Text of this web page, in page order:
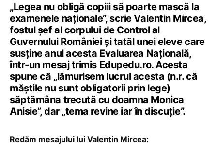
„Legea nu obligă copiii să poarte mască la
examenele naționale”, scrie Valentin Mircea,
fostul șef al corpului de Control al
Guvernului României și tatăl unei eleve care
susține anul acesta Evaluarea Națională,
într-un mesaj trimis Edupedu.ro. Acesta
spune că „lămurisem lucrul acesta (n.r. că
măștile nu sunt obligatorii prin lege)
săptămâna trecută cu doamna Monica
Anisie”, dar „tema revine iar în discuție”.
Redăm mesajului lui Valentin Mircea: